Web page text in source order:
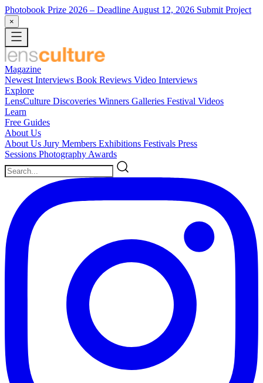
Photobook Prize 2026 – Deadline August 12, 2026 Submit Project
×
Magazine
Newest Interviews Book Reviews Video Interviews
Explore
LensCulture Discoveries Winners Galleries Festival Videos
Learn
Free Guides
About Us
About Us Jury Members Exhibitions Festivals Press
Sessions Photography Awards